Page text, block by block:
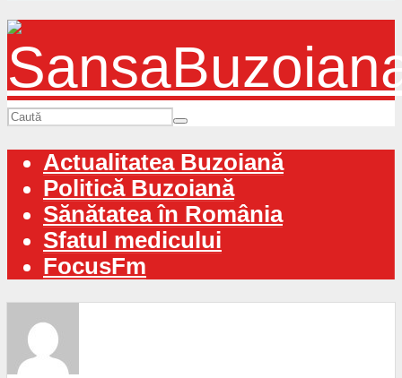
Actualitatea Buzoiană
Politică Buzoiană
Sănătatea în România
Sfatul medicului
FocusFm